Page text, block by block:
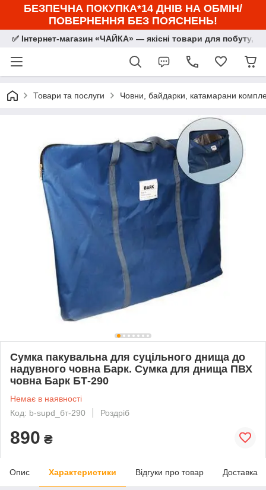
БЕЗПЕЧНА ПОКУПКА*14 ДНІВ НА ОБМІН/
ПОВЕРНЕННЯ БЕЗ ПОЯСНЕНЬ!
✅ Інтернет-магазин «ЧАЙКА» — якісні товари для побуту,
Товари та послуги Човни, байдарки, катамарани
Сумка пакувальна для суцільного днища до
надувного човна Барк. Сумка для днища ПВХ
човна Барк БТ-290
Немає в наявності
Код: b-supd_бт-290
Роздріб
890 ₴
Опис Характеристики Відгуки про товар Доставка